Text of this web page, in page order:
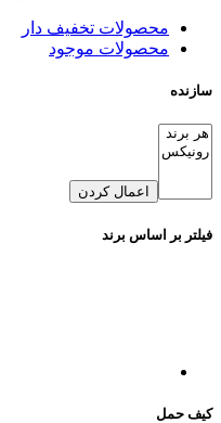
محصولات تخفیف دار
محصولات موجود
سازنده
اعمال کردن
فیلتر بر اساس برند
کیف حمل